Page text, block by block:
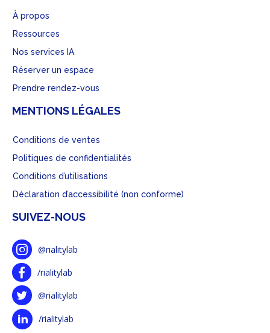
À propos
Ressources
Nos services IA
Réserver un espace
Prendre rendez-vous
MENTIONS LÉGALES
Conditions de ventes
Politiques de confidentialités
Conditions d’utilisations
Déclaration d’accessibilité (non conforme)
SUIVEZ-NOUS
@rialitylab
/rialitylab
@rialitylab
/rialitylab